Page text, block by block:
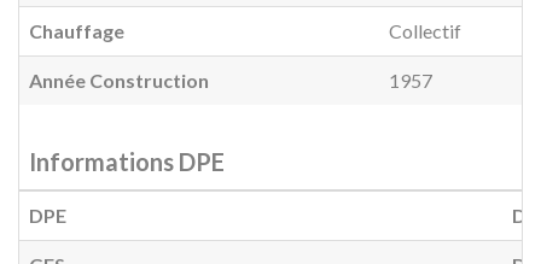
Chauffage Collectif
Année Construction 1957
Informations DPE
DPE D